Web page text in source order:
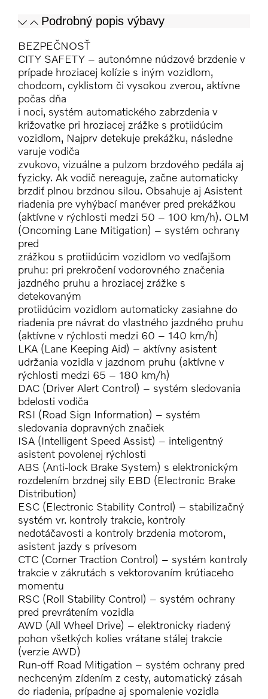
Podrobný popis výbavy
BEZPEČNOSŤ
CITY SAFETY – autonómne núdzové brzdenie v
prípade hroziacej kolízie s iným vozidlom,
chodcom, cyklistom či vysokou zverou, aktívne
počas dňa
i noci, systém automatického zabrzdenia v
križovatke pri hroziacej zrážke s protiidúcim
vozidlom, Najprv detekuje prekážku, následne
varuje vodiča
zvukovo, vizuálne a pulzom brzdového pedála aj
fyzicky. Ak vodič nereaguje, začne automaticky
brzdiť plnou brzdnou silou. Obsahuje aj Asistent
riadenia pre vyhýbací manéver pred prekážkou
(aktívne v rýchlosti medzi 50 – 100 km/h). OLM
(Oncoming Lane Mitigation) – systém ochrany
pred
zrážkou s protiidúcim vozidlom vo vedľajšom
pruhu: pri prekročení vodorovného značenia
jazdného pruhu a hroziacej zrážke s
detekovaným
protiidúcim vozidlom automaticky zasiahne do
riadenia pre návrat do vlastného jazdného pruhu
(aktívne v rýchlosti medzi 60 – 140 km/h)
LKA (Lane Keeping Aid) – aktívny asistent
udržania vozidla v jazdnom pruhu (aktívne v
rýchlosti medzi 65 – 180 km/h)
DAC (Driver Alert Control) – systém sledovania
bdelosti vodiča
RSI (Road Sign Information) – systém
sledovania dopravných značiek
ISA (Intelligent Speed Assist) – inteligentný
asistent povolenej rýchlosti
ABS (Anti-lock Brake System) s elektronickým
rozdelením brzdnej sily EBD (Electronic Brake
Distribution)
ESC (Electronic Stability Control) – stabilizačný
systém vr. kontroly trakcie, kontroly
nedotáčavosti a kontroly brzdenia motorom,
asistent jazdy s prívesom
CTC (Corner Traction Control) – systém kontroly
trakcie v zákrutách s vektorovaním krútiaceho
momentu
RSC (Roll Stability Control) – systém ochrany
pred prevrátením vozidla
AWD (All Wheel Drive) – elektronicky riadený
pohon všetkých kolies vrátane stálej trakcie
(verzie AWD)
Run-off Road Mitigation – systém ochrany pred
nechceným zídením z cesty, automatický zásah
do riadenia, prípadne aj spomalenie vozidla